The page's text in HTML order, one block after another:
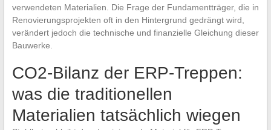
verwendeten Materialien. Die Frage der Fundamentträger, die in
Renovierungsprojekten oft in den Hintergrund gedrängt wird,
verändert jedoch die technische und finanzielle Gleichung dieser
Bauwerke.
CO2-Bilanz der ERP-Treppen:
was die traditionellen
Materialien tatsächlich wiegen